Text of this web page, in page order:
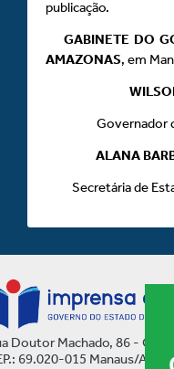
publicação.
GABINETE DO
AMAZONAS, em
Governador
ALANA
Secretária de
Doutor Machado, 86 -
69.020-015 Manaus/AM